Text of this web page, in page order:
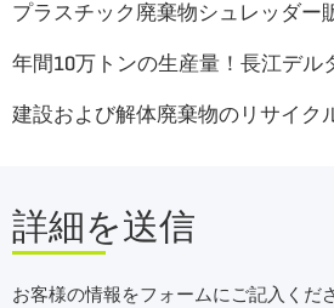
プラスチック廃棄物シュレッダー
建設および解体廃棄物のリサイク
詳細を送信
お客様の情報をフォームにご記入くだ